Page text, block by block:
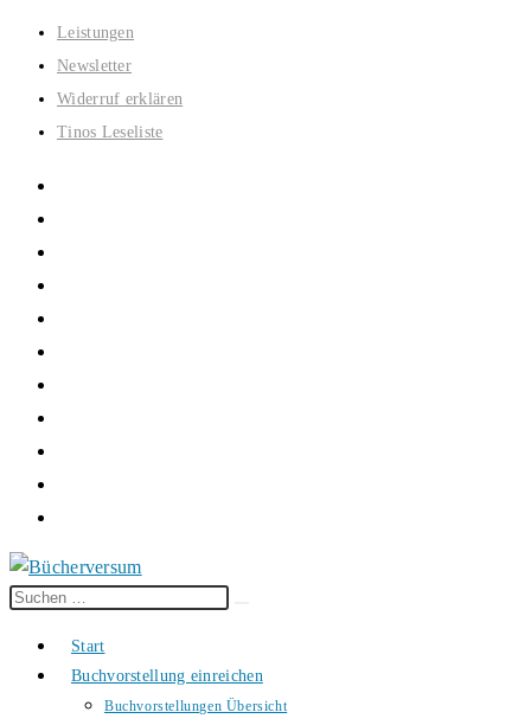
Zum
Inhalt
springen
Leistungen
Newsletter
Widerruf erklären
Tinos Leseliste
Diese
durchsuchen
Start
Buchvorstellung einreichen
Buchvorstellungen Übersicht